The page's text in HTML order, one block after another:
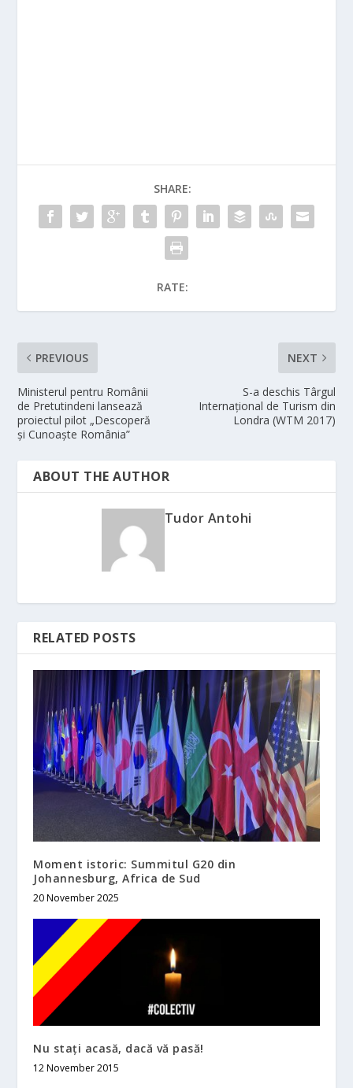
SHARE:
RATE:
PREVIOUS
Ministerul pentru Românii
de Pretutindeni lansează
proiectul pilot „Descoperă
și Cunoaște România”
NEXT
S-a deschis Târgul
Internațional de Turism din
Londra (WTM 2017)
ABOUT THE AUTHOR
Tudor Antohi
RELATED POSTS
Moment istoric: Summitul G20 din
Johannesburg, Africa de Sud
20 November 2025
Nu stați acasă, dacă vă pasă!
12 November 2015